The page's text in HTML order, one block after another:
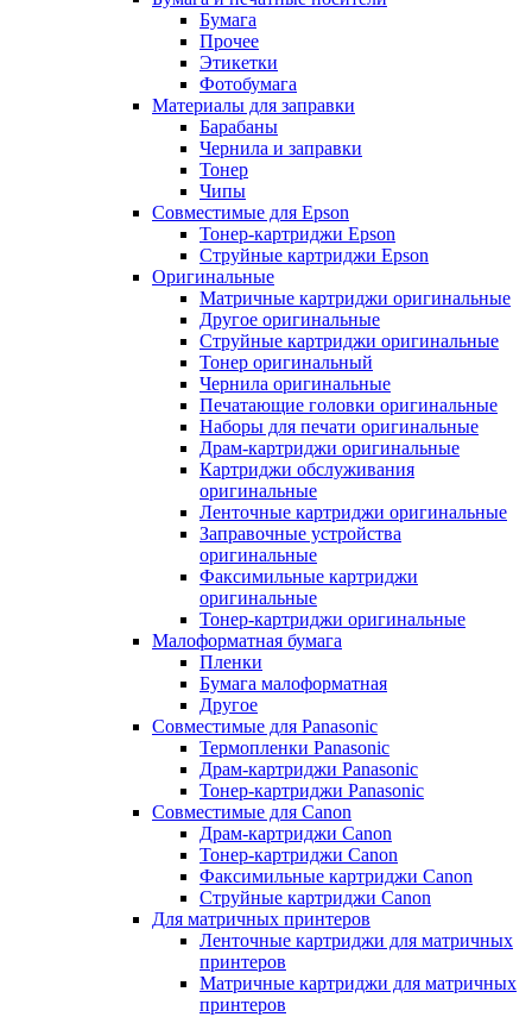
Бумага
Прочее
Этикетки
Фотобумага
Материалы для заправки
Барабаны
Чернила и заправки
Тонер
Чипы
Совместимые для Epson
Тонер-картриджи Epson
Струйные картриджи Epson
Оригинальные
Матричные картриджи оригинальные
Другое оригинальные
Струйные картриджи оригинальные
Тонер оригинальный
Чернила оригинальные
Печатающие головки оригинальные
Наборы для печати оригинальные
Драм-картриджи оригинальные
Картриджи обслуживания
оригинальные
Ленточные картриджи оригинальные
Заправочные устройства
оригинальные
Факсимильные картриджи
оригинальные
Тонер-картриджи оригинальные
Малоформатная бумага
Пленки
Бумага малоформатная
Другое
Совместимые для Panasonic
Термопленки Panasonic
Драм-картриджи Panasonic
Тонер-картриджи Panasonic
Совместимые для Canon
Драм-картриджи Canon
Тонер-картриджи Canon
Факсимильные картриджи Canon
Струйные картриджи Canon
Для матричных принтеров
Ленточные картриджи для матричных
принтеров
Матричные картриджи для матричных
принтеров